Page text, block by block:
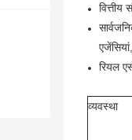
रियल
व्यवस्था